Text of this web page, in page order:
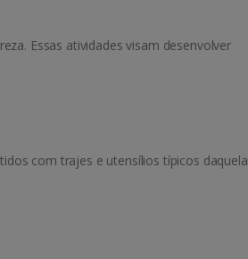
Essas atividades visam desenvolver
com trajes e utensílios típicos daquela